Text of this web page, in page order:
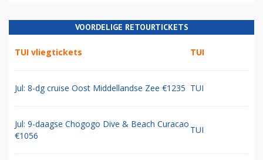
VOORDELIGE RETOURTICKETS
TUI vliegtickets TUI
Jul: 8-dg cruise Oost Middellandse Zee €1235 TUI
Jul: 9-daagse Chogogo Dive & Beach Curacao
€1056
TUI